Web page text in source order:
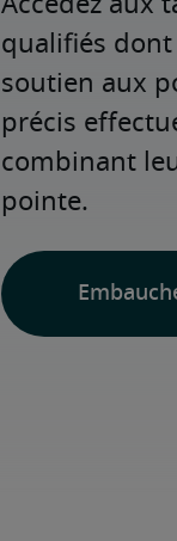
qualifiés
soutien aux
précis
combinant
pointe.